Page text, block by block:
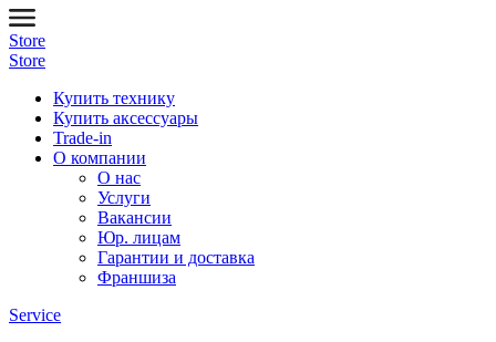
Store
Store
Купить технику
Купить аксессуары
Trade-in
О компании
О нас
Услуги
Вакансии
Юр. лицам
Гарантии и доставка
Франшиза
Service